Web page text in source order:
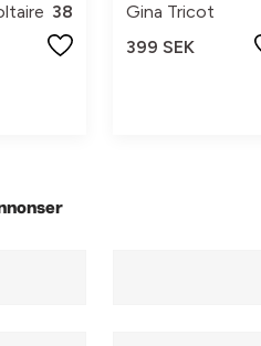
38
Gina Tricot
399 SEK